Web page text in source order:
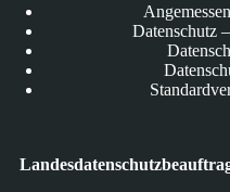
Datenschutz